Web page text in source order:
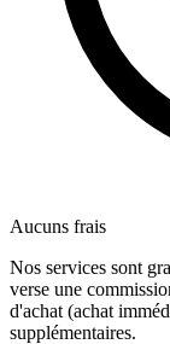
Aucuns frais
Nos services sont
verse une
d'achat (achat
supplémentaires.